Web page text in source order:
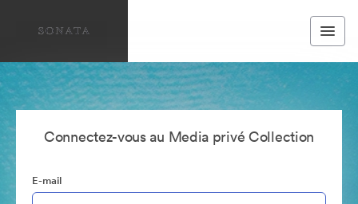
Connectez-vous au Media privé Collection
E-mail